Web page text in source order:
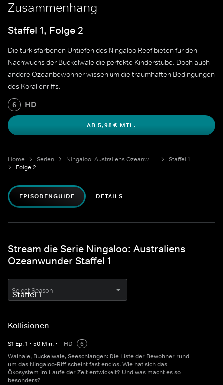
Zusammenhang
Staffel 1, Folge 2
Die türkisfarbenen Untiefen des Ningaloo Reef bieten für den
Nachwuchs der Buckelwale die perfekte Kinderstube. Doch auch
andere Ozeanbewohner wissen um die traumhaften Bedingungen
des Korallenriffs.
6 HD
AB 5,98 € MTL.
Home Serien Ningaloo: Australiens Ozeanwunder
Staffel 1
Folge 2
EPISODENGUIDE DETAILS
Stream die Serie Ningaloo: Australiens
Ozeanwunder Staffel 1
Select Season
Kollisionen
S1 Ep.1 • 50 Min. • HD
6
Walhaie, Buckelwale, Seeschlangen: Die Liste der Bewohner rund
um das Ningaloo-Riff scheint fast endlos. Wie hat sich das
Ökosystem im Laufe der Zeit entwickelt? Und was macht es so
besonders?